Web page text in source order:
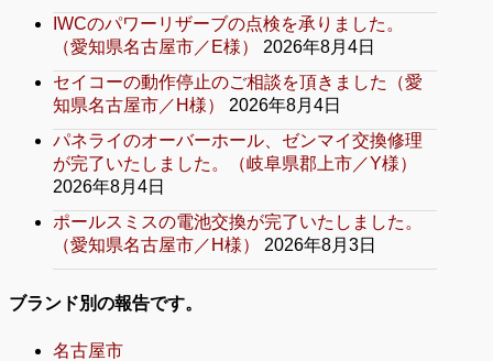
IWCのパワーリザーブの点検を承りました。
（愛知県名古屋市／E様）
2026年8月4日
セイコーの動作停止のご相談を頂きました（愛
知県名古屋市／H様）
2026年8月4日
パネライのオーバーホール、ゼンマイ交換修理
が完了いたしました。（岐阜県郡上市／Y様）
2026年8月4日
ポールスミスの電池交換が完了いたしました。
（愛知県名古屋市／H様）
2026年8月3日
ブランド別の報告です。
名古屋市